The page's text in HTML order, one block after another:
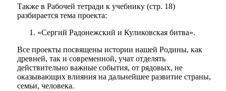
Также в Рабочей тетради к учебнику (стр. 18)
разбирается тема проекта:
«Сергий Радонежский и Куликовская битва».
Все проекты посвящены истории нашей Родины, как
древней, так и современной, учат отделять
действительно важные события, от рядовых, не
оказывающих влияния на дальнейшее развитие страны,
семьи, человека.